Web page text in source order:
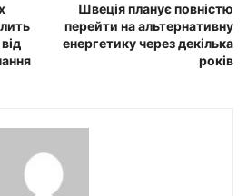
Швеція планує повністю
перейти на альтернативну
енергетику через декілька
років